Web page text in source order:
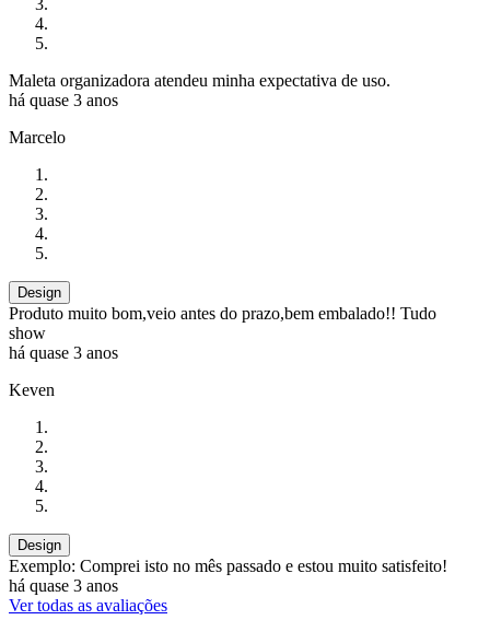
Maleta organizadora atendeu minha expectativa de uso.
há quase 3 anos
Marcelo
Design
Produto muito bom,veio antes do prazo,bem embalado!! Tudo
show
há quase 3 anos
Keven
Design
Exemplo: Comprei isto no mês passado e estou muito satisfeito!
há quase 3 anos
Ver todas as avaliações